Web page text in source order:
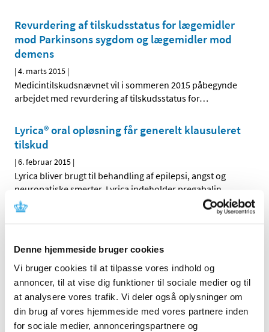
Denne hjemmeside bruger cookies
Vi bruger cookies til at tilpasse vores indhold og
annoncer, til at vise dig funktioner til sociale medier og til
at analysere vores trafik. Vi deler også oplysninger om
din brug af vores hjemmeside med vores partnere inden
for sociale medier, annonceringspartnere og
Revurdering af tilskudsstatus for lægemidler
mod Parkinsons sygdom og lægemidler mod
demens
|4. marts 2015 |
Medicintilskudsnævnet vil i sommeren 2015 påbegynde
arbejdet med revurdering af tilskudsstatus for…
Lyrica® oral opløsning får generelt klausuleret
tilskud
|6. februar 2015 |
Lyrica bliver brugt til behandling af epilepsi, angst og
neuropatiske smerter. Lyrica indeholder pregabalin.
Voltabak® får generelt tilskud
Voltabak øjendråber bliver brugt til behandling af gener
og smerter i øjet fx efter operation. Voltabak…
Daivobet gel m applikator® får generelt tilskud
|28. januar 2015|
Sundhedsstyrelsen giver generelt tilskud til Daivobet gel